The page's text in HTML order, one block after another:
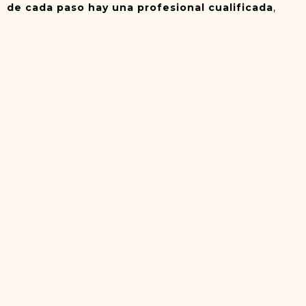
de cada paso hay una profesional cualificada,